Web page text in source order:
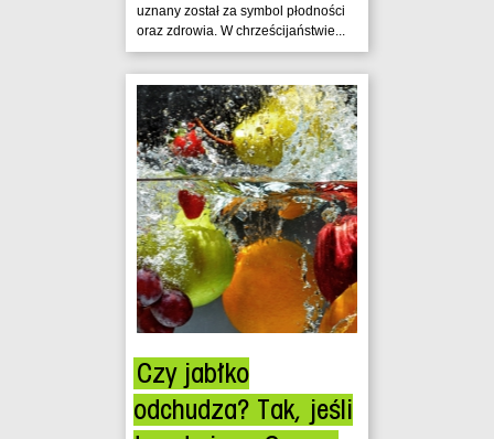
uznany został za symbol płodności
oraz zdrowia. W chrześcijaństwie...
Czy jabłko
odchudza? Tak, jeśli